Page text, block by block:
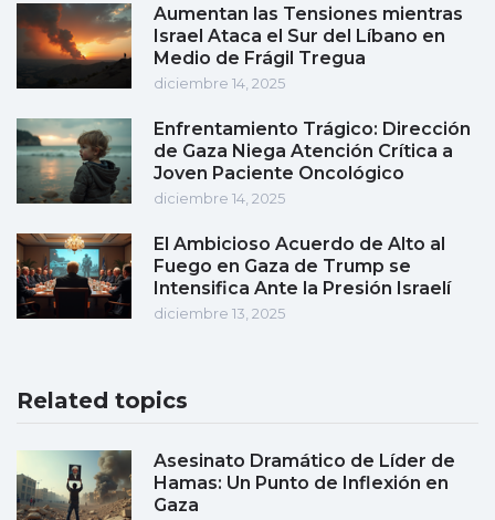
Aumentan las Tensiones mientras
Israel Ataca el Sur del Líbano en
Medio de Frágil Tregua
diciembre 14, 2025
Enfrentamiento Trágico: Dirección
de Gaza Niega Atención Crítica a
Joven Paciente Oncológico
diciembre 14, 2025
El Ambicioso Acuerdo de Alto al
Fuego en Gaza de Trump se
Intensifica Ante la Presión Israelí
diciembre 13, 2025
Related topics
Asesinato Dramático de Líder de
Hamas: Un Punto de Inflexión en
Gaza